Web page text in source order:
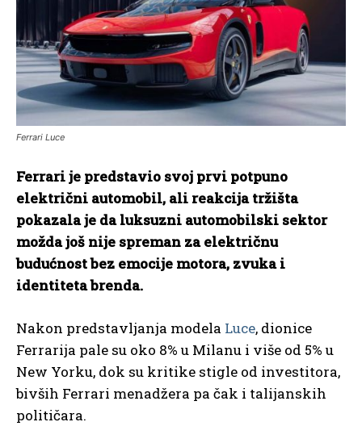
Ferrari Luce
Ferrari je predstavio svoj prvi potpuno
električni automobil, ali reakcija tržišta
pokazala je da luksuzni automobilski sektor
možda još nije spreman za električnu
budućnost bez emocije motora, zvuka i
identiteta brenda.
Nakon predstavljanja modela Luce, dionice
Ferrarija pale su oko 8% u Milanu i više od 5% u
New Yorku, dok su kritike stigle od investitora,
bivših Ferrari menadžera pa čak i talijanskih
političara.